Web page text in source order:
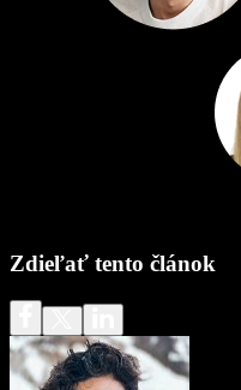
Zdieľať tento článok